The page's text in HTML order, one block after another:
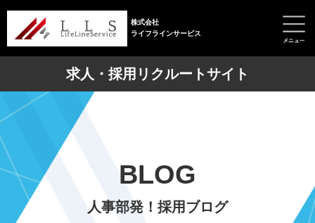
株式会社
ライフラインサービス
求人・採用リクルートサイト
BLOG
人事部発！採用ブログ